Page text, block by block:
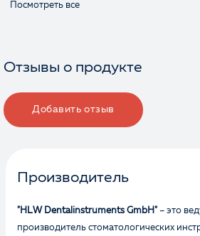
Посмотреть все
Отзывы о продукте
Добавить отзыв
Производитель
"HLW Dentalinstruments GmbH" – это
производитель стоматологических